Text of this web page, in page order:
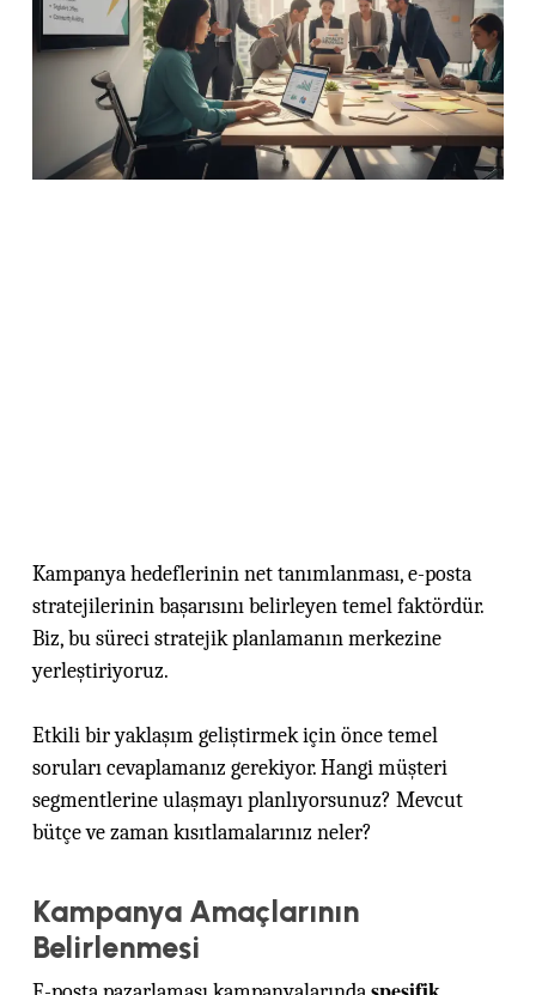
Kampanya hedeflerinin net tanımlanması, e-posta
stratejilerinin başarısını belirleyen temel faktördür.
Biz, bu süreci stratejik planlamanın merkezine
yerleştiriyoruz.
Etkili bir yaklaşım geliştirmek için önce temel
soruları cevaplamanız gerekiyor. Hangi müşteri
segmentlerine ulaşmayı planlıyorsunuz? Mevcut
bütçe ve zaman kısıtlamalarınız neler?
Kampanya Amaçlarının
Belirlenmesi